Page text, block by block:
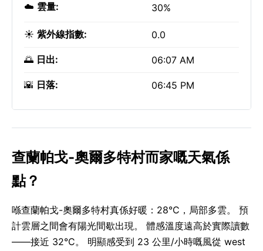
☁️ 雲量: 30%
☀️ 紫外線指數: 0.0
🌅 日出: 06:07 AM
🌇 日落: 06:45 PM
查蘭帕戈-奧爾多特村而家嘅天氣係
點？
喺查蘭帕戈-奧爾多特村真係好暖：28°C，局部多雲。 預
計雲層之間會有陽光間歇出現。 體感溫度遠高於實際讀數
——接近 32°C。 明顯感受到 23 公里/小時嘅風從 west